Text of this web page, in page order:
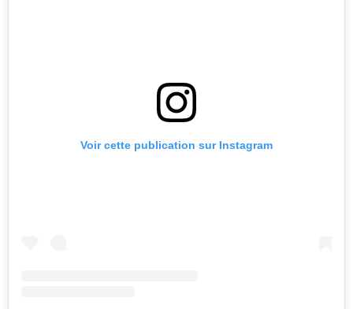
Voir cette publication sur Instagram